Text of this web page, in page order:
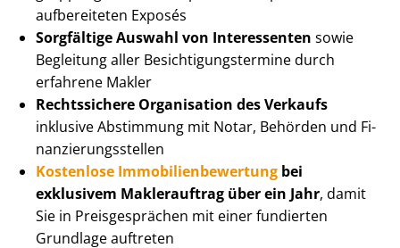
aufbereiteten Exposés
Sorgfältige Auswahl von Interessenten sowie
Begleitung aller Be­sich­ti­gungs­ter­mi­ne durch
erfahrene Makler
Rechtssichere Organisation des Verkaufs
inklusive Abstimmung mit Notar, Behörden und Fi­
nan­zie­rungs­stel­len
Kostenlose Im­mo­bi­li­en­be­wer­tung bei
exklusivem Maklerauftrag über ein Jahr, damit
Sie in Preisgesprächen mit einer fundierten
Grundlage auftreten